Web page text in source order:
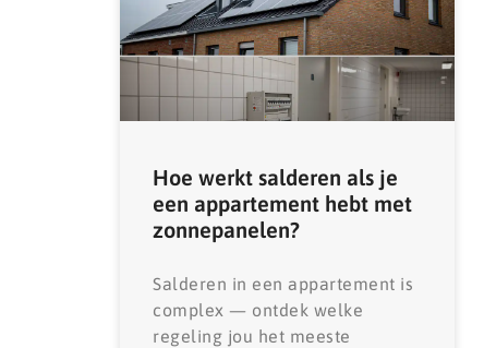
Hoe werkt salderen als je
een appartement hebt met
zonnepanelen?
Salderen in een appartement is
complex — ontdek welke
regeling jou het meeste